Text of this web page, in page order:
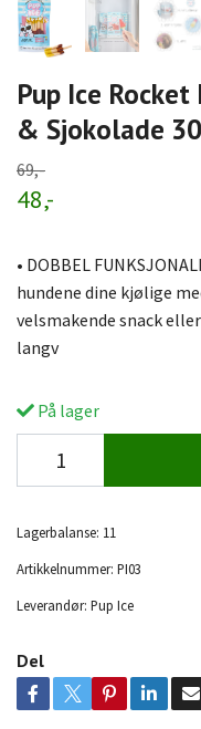
Pup Ice
& Sjokolade
69,-
48,-
• DOBBEL
hundene dine kjølige
velsmakende snack
langv
På lager
Lagerbalanse: 11
Artikkelnummer: PI03
Leverandør: Pup Ice
Del